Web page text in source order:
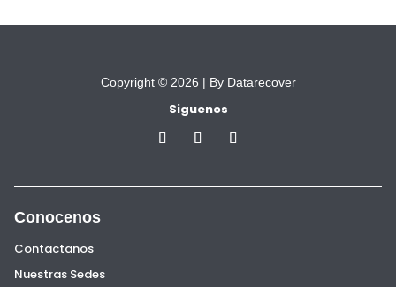
Copyright © 2026 | By Datarecover
Siguenos
Conocenos
Contactanos
Nuestras Sedes